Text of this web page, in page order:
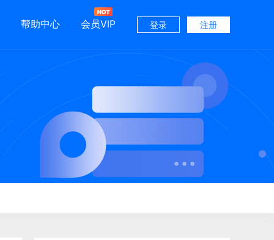
帮助中心 会员VIP 登录 注册